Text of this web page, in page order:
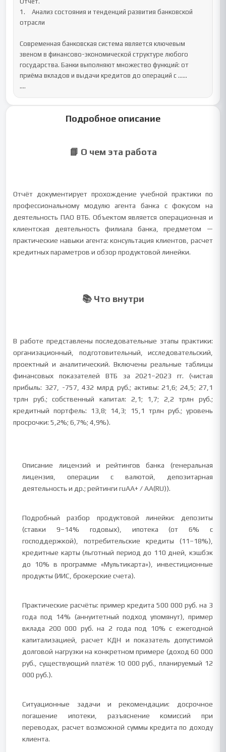
1.	Анализ состояния и тенденций развития банковской
отрасли
Современная банковская система является ключевым
звеном в финансово-экономической структуре любого
государства. Банки выполняют множество функций: от
приёма вкладов и выдачи кредитов до операций с ......
....
Подробное описание
📘 О чем эта работа
Отчёт документирует прохождение учебной практики по
профессиональному модулю агента банка с фокусом на
деятельность ПАО ВТБ. Объектом является операционная и
клиентская деятельность филиала банка, предметом —
практические навыки агента: консультация клиентов, расчет
кредитных параметров и обзор продуктовой линейки.
📚 Что внутри
В работе представлены последовательные этапы практики:
организационный, подготовительный, исследовательский,
проектный и аналитический. Включены реальные таблицы
финансовых показателей ВТБ за 2021–2023 гг. (чистая
прибыль: 327, -757, 432 млрд руб.; активы: 21,6; 24,5; 27,1
трлн руб.; собственный капитал: 2,1; 1,7; 2,2 трлн руб.;
кредитный портфель: 13,8; 14,3; 15,1 трлн руб.; уровень
просрочки: 5,2%; 6,7%; 4,9%).
Описание лицензий и рейтингов банка (генеральная
лицензия, операции с валютой, депозитарная
деятельность и др.; рейтинги ruAA+ / AA(RU)).
Подробный разбор продуктовой линейки: депозиты
(ставки 9–14% годовых), ипотека (от 6% с
господдержкой), потребительские кредиты (11–18%),
кредитные карты (льготный период до 110 дней, кэшбэк
до 10% в программе «Мультикарта»), инвестиционные
продукты (ИИС, брокерские счета).
Практические расчёты: пример кредита 500 000 руб. на 3
года под 14% (аннуитетный подход упомянут), пример
вклада 200 000 руб. на 2 года под 10% с ежегодной
капитализацией, расчет КДН и показатель допустимой
долговой нагрузки на конкретном примере (доход 60 000
руб., существующий платёж 10 000 руб., планируемый 12
000 руб.).
Ситуационные задачи и рекомендации: досрочное
погашение ипотеки, разъяснение комиссий при
переводах, расчет возможной суммы кредита по доходу
клиента.